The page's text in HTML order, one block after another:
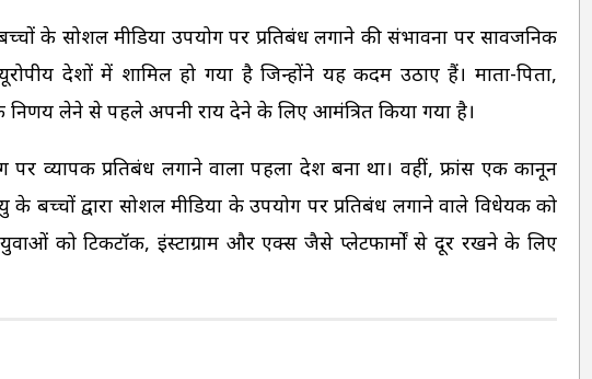
के सोशल मीडिया उपयोग पर प्रतिबंध लगाने की संभावना पर सार्वजनिक
देशों में शामिल हो गया है जिन्होंने यह कदम उठाए हैं। माता-पिता,
लेने से पहले अपनी राय देने के लिए आमंत्रित किया गया है।
पर व्यापक प्रतिबंध लगाने वाला पहला देश बना था। वहीं, फ्रांस एक कानून
द्वारा सोशल मीडिया के उपयोग पर प्रतिबंध लगाने वाले विधेयक को
को टिकटॉक, इंस्टाग्राम और एक्स जैसे प्लेटफार्मों से दूर रखने के लिए